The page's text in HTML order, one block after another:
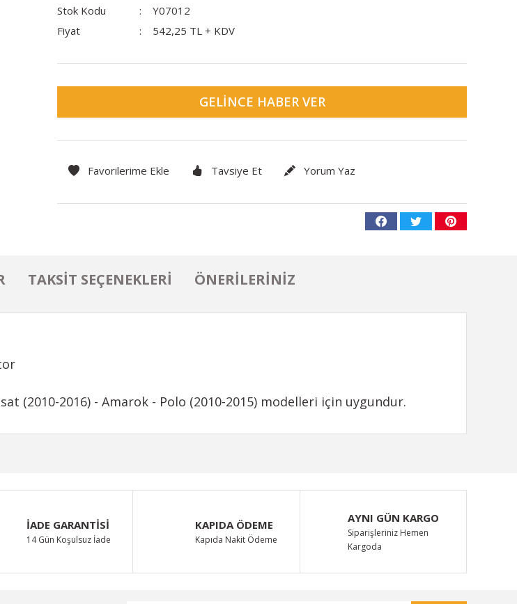
Stok Kodu
Y07012
Fiyat
542,25 TL + KDV
GELINCE HABER VER
Tavsiye Et Yorum Yaz
TAKSIT SEÇENEKLERI ÖNERILERINIZ
(2010-2016) - Amarok - Polo (2010-2015) modelleri için uygundur.
Yorum Yaz
İADE GARANTİSİ
14 Gün Koşulsuz İade
KAPIDA ÖDEME
Kapıda Nakit Ödeme
AYNI GÜN KARGO
Siparişleriniz Hemen
Kargoda